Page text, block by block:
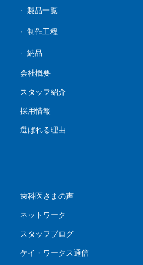
製品一覧
制作工程
納品
会社概要
スタッフ紹介
採用情報
選ばれる理由
歯科医さまの声
ネットワーク
スタッフブログ
ケイ・ワークス通信